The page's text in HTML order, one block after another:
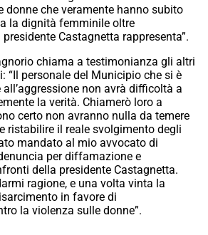
donne che veramente hanno subito
la dignità femminile oltre
Castagnetta rappresenta”.
chiama a testimonianza gli altri
“Il personale del Municipio che si è
non avrà difficoltà a
la verità. Chiamerò loro a
certo non avranno nulla da temere
ristabilire il reale svolgimento degli
mandato al mio avvocato di
per diffamazione e
della presidente Castagnetta.
ragione, e una volta vinta la
in favore di
la violenza sulle donne”.